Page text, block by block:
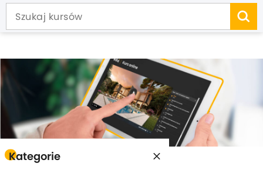
Kategorie